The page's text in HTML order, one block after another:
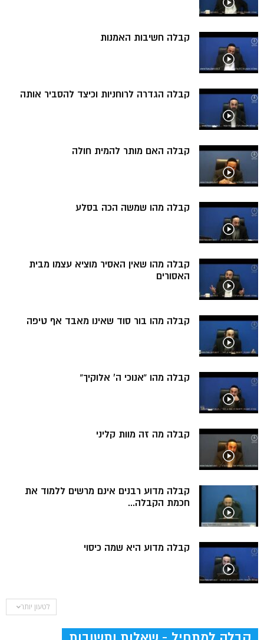
קבלה חשיבות האמנות
קבלה הגדרה לרוחניות וכיצד להסביר אותה
קבלה האם מותר להמית חולה
קבלה מהו שמשה הכה בסלע
קבלה מהו שאין האסיר מוציא עצמו מבית
האסורים
קבלה מהו בור סוד שאינו מאבד אף טיפה
קבלה מהו ”אנוכי ה’ אלוקיך”
קבלה מה זה מוות קליני
קבלה מדוע רבנים אינם מרשים ללמוד את
חכמת הקבלה...
קבלה מדוע היא שמה כיסוי
לטעון יותר